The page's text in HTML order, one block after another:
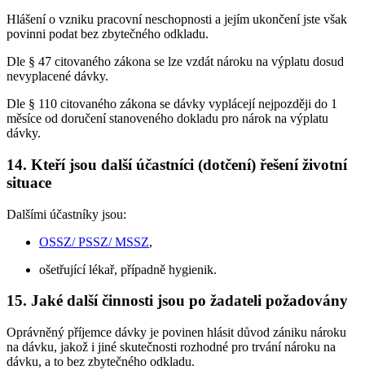
Hlášení o vzniku pracovní neschopnosti a jejím ukončení jste však
povinni podat bez zbytečného odkladu.
Dle § 47 citovaného zákona se lze vzdát nároku na výplatu dosud
nevyplacené dávky.
Dle § 110 citovaného zákona se dávky vyplácejí nejpozději do 1
měsíce od doručení stanoveného dokladu pro nárok na výplatu
dávky.
14. Kteří jsou další účastníci (dotčení) řešení životní
situace
Dalšími účastníky jsou:
OSSZ/ PSSZ/ MSSZ,
ošetřující lékař, případně hygienik.
15. Jaké další činnosti jsou po žadateli požadovány
Oprávněný příjemce dávky je povinen hlásit důvod zániku nároku
na dávku, jakož i jiné skutečnosti rozhodné pro trvání nároku na
dávku, a to bez zbytečného odkladu.